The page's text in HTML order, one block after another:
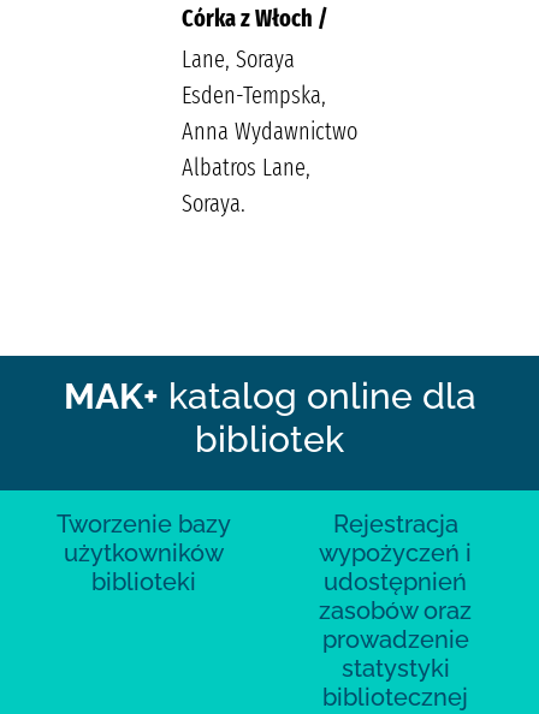
Córka z Włoch /
Lane, Soraya
Esden-Tempska,
Anna Wydawnictwo
Albatros Lane,
Soraya.
MAK+ katalog online dla
bibliotek
Tworzenie bazy
użytkowników
biblioteki
Rejestracja
wypożyczeń i
udostępnień
zasobów oraz
prowadzenie
statystyki
bibliotecznej